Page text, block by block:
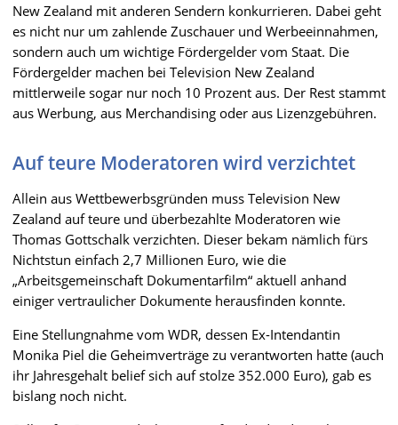
New Zealand mit anderen Sendern konkurrieren. Dabei geht
es nicht nur um zahlende Zuschauer und Werbeeinnahmen,
sondern auch um wichtige Fördergelder vom Staat. Die
Fördergelder machen bei Television New Zealand
mittlerweile sogar nur noch 10 Prozent aus. Der Rest stammt
aus Werbung, aus Merchandising oder aus Lizenzgebühren.
Auf teure Moderatoren wird verzichtet
Allein aus Wettbewerbsgründen muss Television New
Zealand auf teure und überbezahlte Moderatoren wie
Thomas Gottschalk verzichten. Dieser bekam nämlich fürs
Nichtstun einfach 2,7 Millionen Euro, wie die
„Arbeitsgemeinschaft Dokumentarfilm“ aktuell anhand
einiger vertraulicher Dokumente herausfinden konnte.
Eine Stellungnahme vom WDR, dessen Ex-Intendantin
Monika Piel die Geheimverträge zu verantworten hatte (auch
ihr Jahresgehalt belief sich auf stolze 352.000 Euro), gab es
bislang noch nicht.